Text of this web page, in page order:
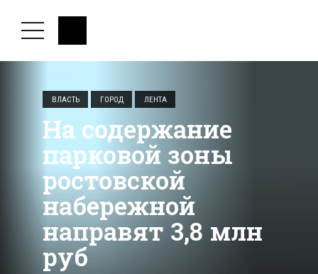
ВЛАСТЬ ГОРОД ЛЕНТА
На содержание
парковой зоны
ростовской
набережной
направят 3,8 млн
руб